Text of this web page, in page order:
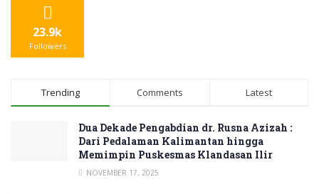
23.9k
Followers
Trending Comments Latest
Dua Dekade Pengabdian dr. Rusna Azizah :
Dari Pedalaman Kalimantan hingga
Memimpin Puskesmas Klandasan Ilir
NOVEMBER 17, 2025